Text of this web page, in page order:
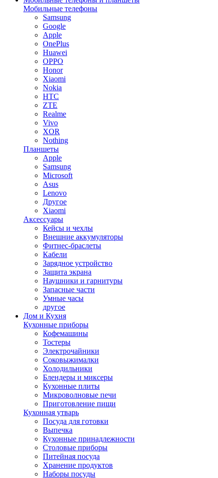
Мобильные телефоны
Samsung
Google
Apple
OnePlus
Huawei
OPPO
Honor
Xiaomi
Nokia
HTC
ZTE
Realme
Vivo
XOR
Nothing
Планшеты
Apple
Samsung
Microsoft
Asus
Lenovo
Другое
Xiaomi
Аксессуары
Кейсы и чехлы
Внешние аккумуляторы
Фитнес-браслеты
Кабели
Зарядное устройство
Защита экрана
Наушники и гарнитуры
Запасные части
Умные часы
другое
Дом и Кухня
Кухонные приборы
Кофемашины
Тостеры
Электрочайники
Соковыжималки
Холодильники
Блендеры и миксеры
Кухонные плиты
Микроволновые печи
Приготовление пищи
Кухонная утварь
Посуда для готовки
Выпечка
Кухонные принадлежности
Столовые приборы
Питейная посуда
Хранение продуктов
Наборы посуды